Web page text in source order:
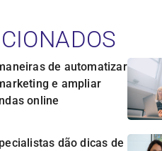
de automatizar
e ampliar
online
dão dicas de